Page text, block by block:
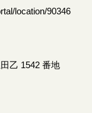
location/90346
乙 1542 番地